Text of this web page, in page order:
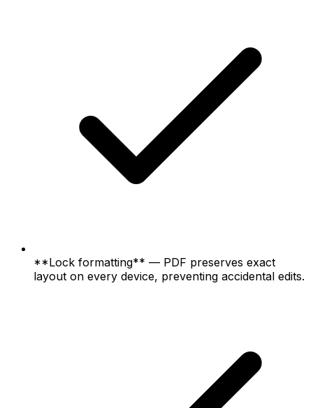
**Lock formatting** — PDF preserves exact
layout on every device, preventing accidental edits.